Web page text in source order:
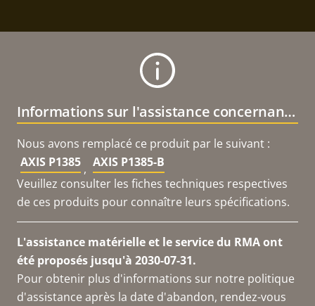
Informations sur l'assistance concernant le produit
Nous avons remplacé ce produit par le suivant :
AXIS P1385 , AXIS P1385-B
Veuillez consulter les fiches techniques respectives
de ces produits pour connaître leurs spécifications.
L'assistance matérielle et le service du RMA ont
été proposés jusqu'à 2030-07-31.
Pour obtenir plus d'informations sur notre politique
d'assistance après la date d'abandon, rendez-vous